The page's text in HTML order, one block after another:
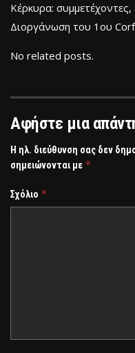
Κέρκυρα: συμμετέχοντες,
Διοργάνωση του 1ου
No related posts.
Αφήστε μια
Η ηλ. διεύθυνση σας δεν
σημειώνονται με *
Σχόλιο *